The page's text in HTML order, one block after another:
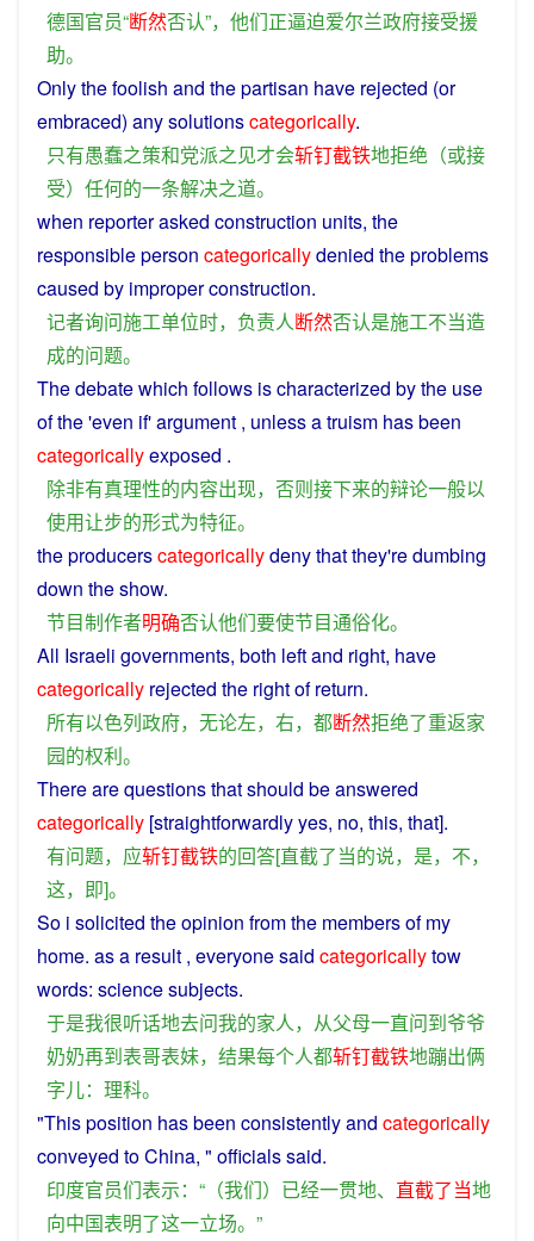
德国官员“断然否认”， 他们正逼迫爱尔兰政府接受援
助。
Onlythefoolish and thepartisan have rejected (or
embraced) anysolutionscategorically.
只有愚蠢之策和党派之见才会斩钉截铁地拒绝 （或接
受） 任何的一条解决之道。
when reporterasked construction units, the
responsible person categoricallydenied theproblems
caused by improperconstruction.
记者询问施工单位时， 负责人断然否认是施工不当造
成的问题。
Thedebatewhich follows ischaracterized bythe use
ofthe 'even if'argument , unlessa truism hasbeen
categoricallyexposed .
除非有真理性的内容出现， 否则接下来的辩论一般以
使用让步的形式为特征。
theproducerscategoricallydenythatthey're dumbing
down theshow.
节目制作者明确否认他们要使节目通俗化。
All Israeli governments, both leftand right, have
categorically rejected the rightof return.
所有以色列政府， 无论左， 右， 都断然拒绝了重返家
园的权利。
Therearequestionsthatshould beanswered
categorically [straightforwardlyyes, no, this, that].
有问题， 应斩钉截铁的回答[直截了当的说， 是， 不，
这， 即]。
So i solicited theopinion fromthe membersof my
home. asa result , everyonesaid categoricallytow
words: sciencesubjects.
于是我很听话地去问我的家人， 从父母一直问到爷爷
奶奶再到表哥表妹， 结果每个人都斩钉截铁地蹦出俩
字儿： 理科。
"Thisposition hasbeen consistentlyand categorically
conveyed toChina, " officialssaid.
印度官员们表示：“（我们） 已经一贯地、 直截了当地
向中国表明了这一立场。”